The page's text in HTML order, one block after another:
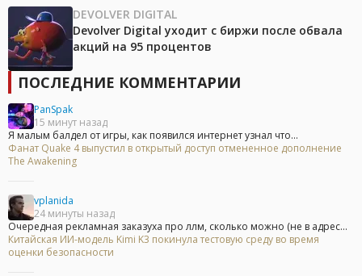
DEVOLVER DIGITAL
Devolver Digital уходит с биржи после обвала
акций на 95 процентов
ПОСЛЕДНИЕ КОММЕНТАРИИ
PanSpak
15 минут назад
Я малым балдел от игры, как появился интернет узнал что...
Фанат Quake 4 выпустил в открытый доступ отмененное дополнение
The Awakening
vplanida
24 минуты назад
Очередная рекламная заказуха про ллм, сколько можно (не в адрес...
Китайская ИИ-модель Kimi K3 покинула тестовую среду во время
оценки безопасности